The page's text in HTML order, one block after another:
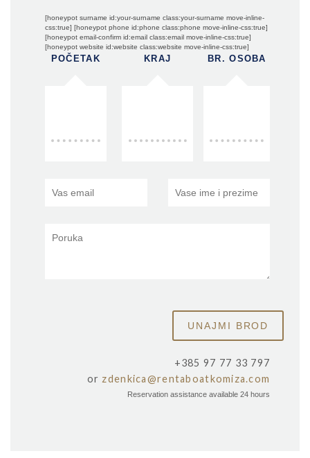
[honeypot surname id:your-surname class:your-surname move-inline-
css:true] [honeypot phone id:phone class:phone move-inline-css:true]
[honeypot email-confirm id:email class:email move-inline-css:true]
[honeypot website id:website class:website move-inline-css:true]
POČETAK KRAJ BR. OSOBA
+385 97 77 33 797
or zdenkica@rentaboatkomiza.com
Reservation assistance available 24 hours